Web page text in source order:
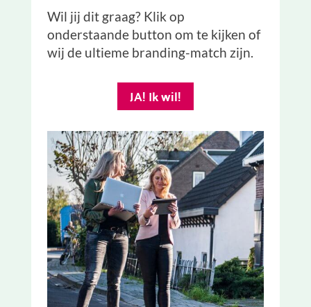
Wil jij dit graag? Klik op
onderstaande button om te kijken of
wij de ultieme branding-match zijn.
JA! Ik wil!